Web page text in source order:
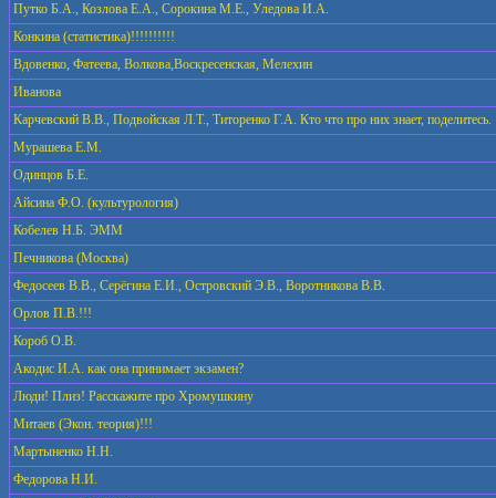
Путко Б.А., Козлова Е.А., Сорокина М.Е., Уледова И.А.
Конкина (статистика)!!!!!!!!!!
Вдовенко, Фатеева, Волкова,Воскресенская, Мелехин
Иванова
Карчевский В.В., Подвойская Л.Т., Титоренко Г.А. Кто что про них знает, поделитесь.
Мурашева Е.М.
Одинцов Б.Е.
Айсина Ф.О. (культурология)
Кобелев Н.Б. ЭММ
Печникова (Москва)
Федосеев В.В., Серёгина Е.И., Островский Э.В., Воротникова В.В.
Орлов П.В.!!!
Короб О.В.
Акодис И.А. как она принимает экзамен?
Люди! Плиз! Расскажите про Хромушкину
Митаев (Экон. теория)!!!
Мартыненко Н.Н.
Федорова Н.И.